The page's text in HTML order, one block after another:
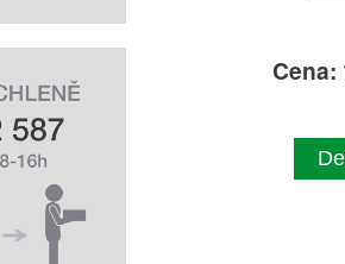
Cena: